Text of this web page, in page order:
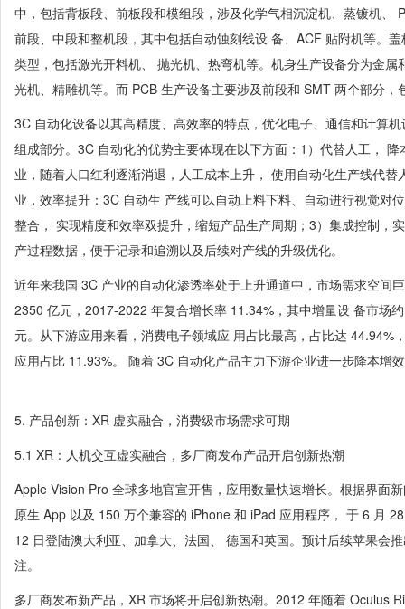
中，包括背板段、前板段和模组段，涉及化学气相沉淀机、蒸镀机、
前段、中段和整机段，其中包括自动蚀刻线设 备、ACF 贴附机等。
类型，包括激光开料机、 抛光机、热弯机等。机身生产设备分为金
光机、精雕机等。而 PCB 生产设备主要涉及前段和 SMT 两个部分
3C 自动化设备以其高精度、高效率的特点，优化电子、通信和计算
组成部分。3C 自动化的优势主要体现在以下方面：1）代替人工，
业，随着人口红利逐渐消退，人工成本上升， 使用自动化生产线代
业，效率提升：3C 自动生 产线可以自动上料下料、自动进行视觉对
整合， 实现精度和效率双提升，缩短产品生产周期；3）集成控制，
产过程数据，便于记录和追溯以及后续对产线的升级优化。
近年来我国 3C 产业的自动化渗透率处于上升通道中，市场需求空间
2350 亿元，2017-2022 年复合增长率 11.34%，其中增量设 备市场
元。从下游应用来看，消费电子领域应 用占比最高，占比达 44.94%
应用占比 11.93%。 随着 3C 自动化产品主力下游企业进一步降本增
5. 产品创新：XR 虚实融合，消费级市场需求可期
5.1 XR：人机交互虚实融合，多厂商发布产品开启创新热潮
Apple Vision Pro 全球多地官宣开售，应用数量快速增长。根据界面
原生 App 以及 150 万个兼容的 iPhone 和 iPad 应用程序， 于 6 月
12 日登陆澳大利亚、加拿大、法国、 德国和英国。预计后续苹果会
注。
多厂商发布新产品，XR 市场将开启创新热潮。2012 年随着 Oculus